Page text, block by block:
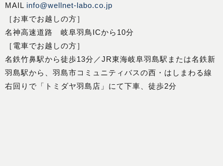
MAIL info@wellnet-labo.co.jp
［お車でお越しの方］
名神高速道路 岐阜羽鳥ICから10分
［電車でお越しの方］
名鉄竹鼻駅から徒歩13分／JR東海岐阜羽島駅または名鉄新
羽島駅から、羽島市コミュニティバスの西・はしまわる線
右回りで「トミダヤ羽島店」にて下車、徒歩2分